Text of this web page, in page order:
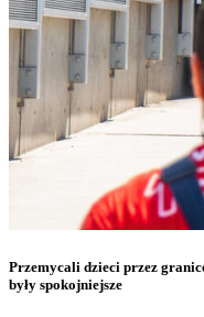
Przemycali dzieci przez
były spokojniejsze